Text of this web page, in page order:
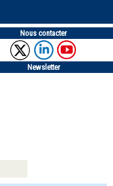
Nous contacter
Newsletter